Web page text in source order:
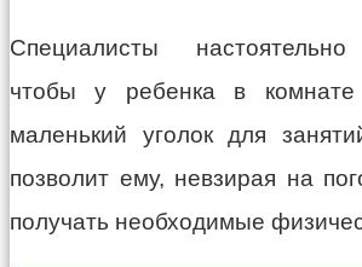
Специалисты
чтобы у ребенка в
маленький уголок для
позволит ему, невзирая на
получать необходимые